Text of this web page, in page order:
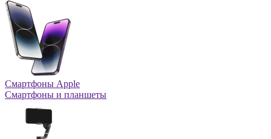
Смартфоны Apple
Смартфоны и планшеты